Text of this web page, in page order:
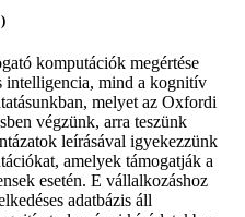
komputációk megértése
intelligencia, mind a kognitív
melyet az Oxfordi
végzünk, arra teszünk
leírásával igyekezzünk
amelyek támogatják a
esetén. E vállalkozáshoz
adatbázis áll